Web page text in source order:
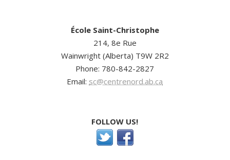
École Saint-Christophe
214, 8e Rue
Wainwright (Alberta) T9W 2R2
Phone: 780-842-2827
Email: sc@centrenord.ab.ca
FOLLOW US!